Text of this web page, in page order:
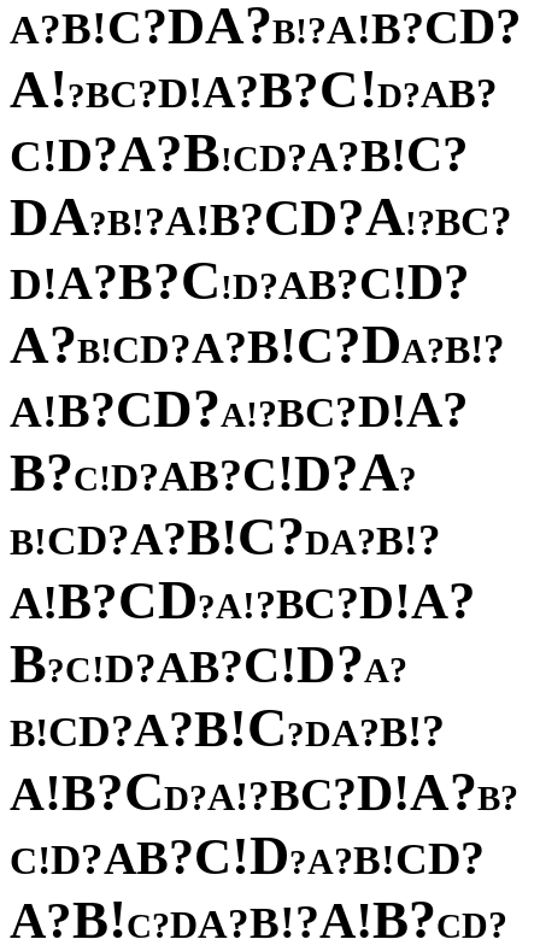
A?B!C?DA?B!?A!B?CD?
A!?BC?D!A?B?C!D?AB?
C!D?A?B!CD?A?B!C?
DA?B!?A!B?CD?A!?BC?
D!A?B?C!D?AB?C!D?
A?B!CD?A?B!C?DA?B!?
A!B?CD?A!?BC?D!A?
B?C!D?AB?C!D?A?
B!CD?A?B!C?DA?B!?
A!B?CD?A!?BC?D!A?
B?C!D?AB?C!D?A?
B!CD?A?B!C?DA?B!?
A!B?CD?A!?BC?D!A?B?
C!D?AB?C!D?A?B!CD?
A?B!C?DA?B!?A!B?CD?